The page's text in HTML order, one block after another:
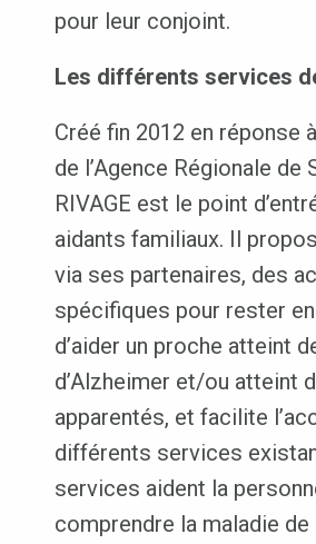
pour leur conjoint.
Les différents services
Créé fin 2012 en réponse
de l’Agence Régionale de
RIVAGE est le point
aidants familiaux. Il
via ses partenaires, des
spécifiques pour rester
d’aider un proche atteint
d’Alzheimer et/ou atteint
apparentés, et facilite
différents services
services aident la
comprendre la maladie